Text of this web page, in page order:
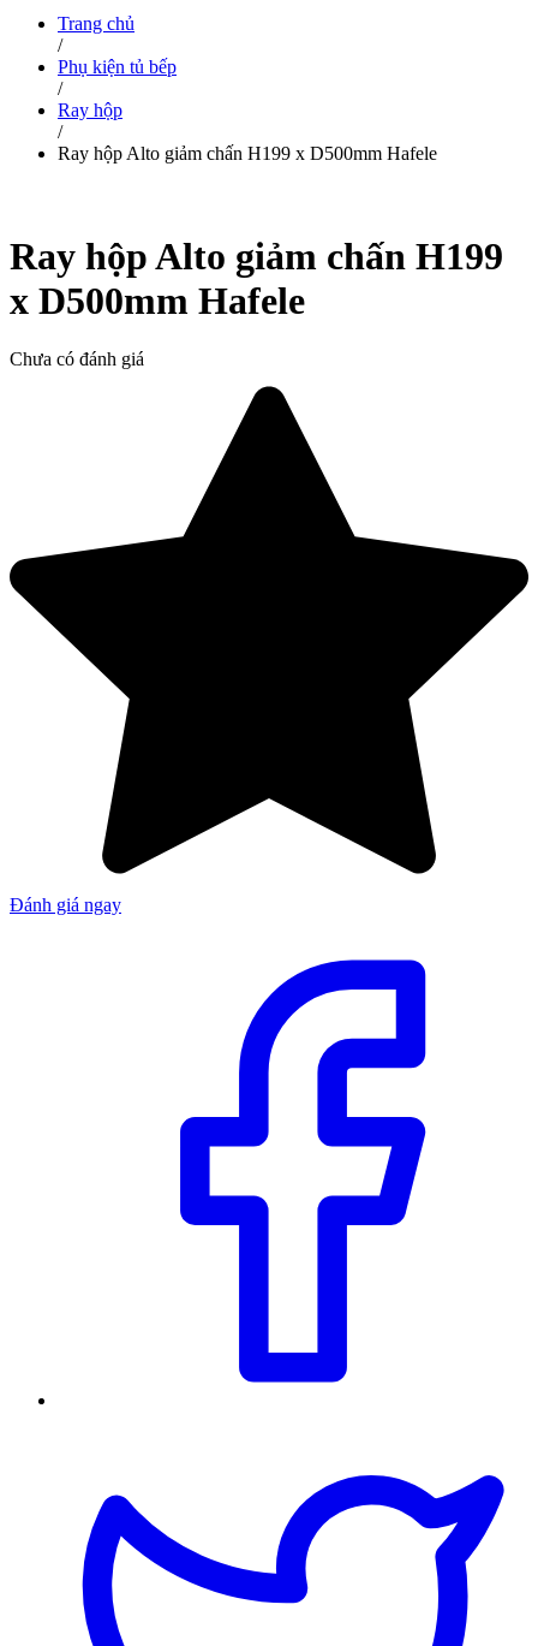
Trang chủ
/
Phụ kiện tủ bếp
/
Ray hộp
/
Ray hộp Alto giảm chấn H199 x D500mm Hafele
Ray hộp Alto giảm chấn H199
x D500mm Hafele
Chưa có đánh giá
Đánh giá ngay